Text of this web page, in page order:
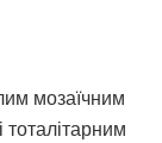
мозаїчним
тоталітарним